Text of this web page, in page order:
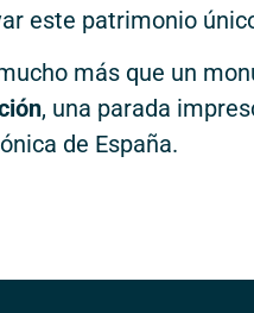
este patrimonio
más que un
, una parada
de España.